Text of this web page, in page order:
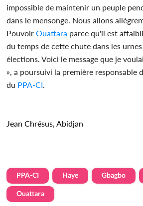
impossible de maintenir un peuple
dans le mensonge. Nous allons
PouvoirOuattara parce qu'il est
du temps de cette chute dans les
élections. Voici le message que je
», a poursuivi la première responsable
du PPA-CI
Jean Chrésus, Abidjan
PPA-CI Haye Gbagbo
Ouattara